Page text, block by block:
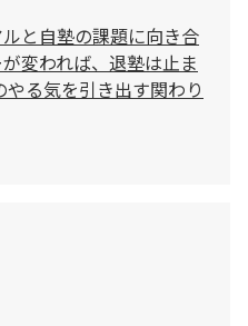
と自塾の課題に向き合
変われば、退塾は止ま
る気を引き出す関わり